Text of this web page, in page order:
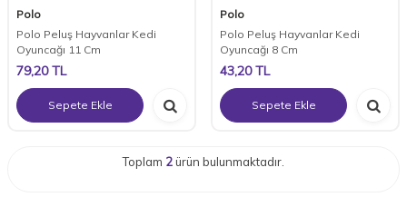
Polo
Polo Peluş Hayvanlar Kedi
Oyuncağı 11 Cm
79,20TL
Sepete Ekle
Polo
Polo Peluş Hayvanlar Kedi
Oyuncağı 8 Cm
43,20TL
Sepete Ekle
Toplam 2ürün bulunmaktadır.